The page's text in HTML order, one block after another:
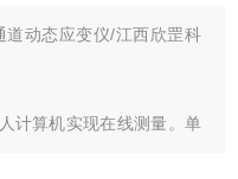
道动态应变仪/江西欣罡科
计算机实现在线测量。单